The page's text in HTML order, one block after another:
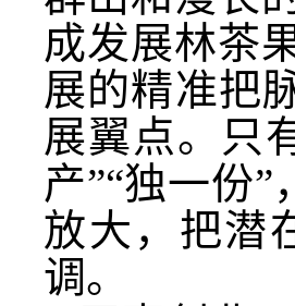
成发展林茶
展的精准把
展翼点。只
产”“独一份
放大，把潜
调。